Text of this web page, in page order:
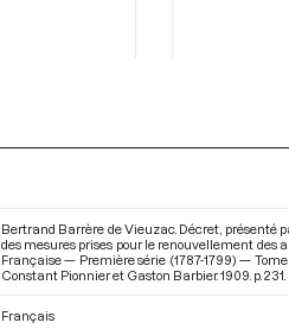
Bertrand Barrère de Vieuzac. Décret, présenté
des mesures prises pour le renouvellement des
Française — Première série (1787-1799) —
Constant Pionnier et Gaston Barbier. 1909. p. 231.
Français